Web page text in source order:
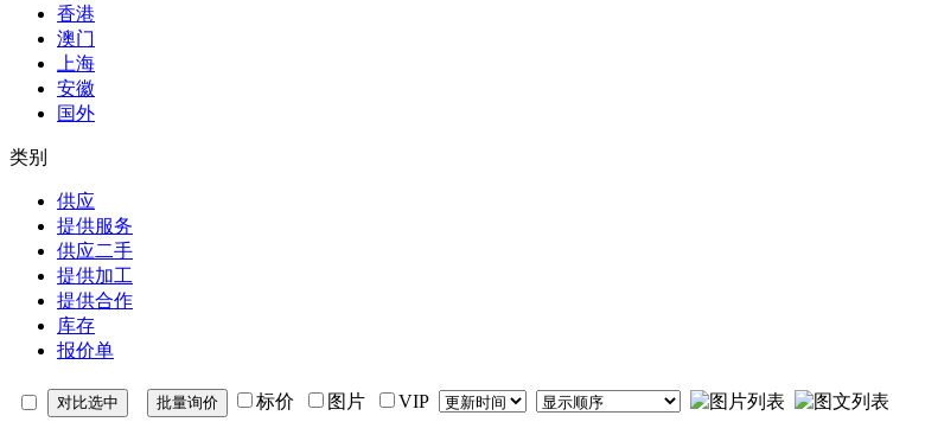
香港
澳门
上海
安徽
国外
类别
供应
提供服务
供应二手
提供加工
提供合作
库存
报价单
标价 图片 VIP